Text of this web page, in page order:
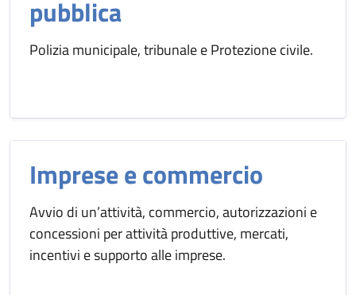
pubblica
Polizia municipale, tribunale e Protezione civile.
Imprese e commercio
Avvio di un’attività, commercio, autorizzazioni e
concessioni per attività produttive, mercati,
incentivi e supporto alle imprese.